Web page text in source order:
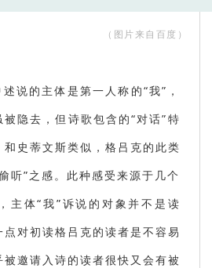
（ 图片来自百度 ）
说的主体是第一人称的“我”，
隐去，但诗歌包含的“对话”特
和史蒂文斯类似，格吕克的此类
听”之感。此种感受来源于几个
主体“我”诉说的对象并不是读
对初读格吕克的读者是不容易
邀请入诗的读者很快又会有被